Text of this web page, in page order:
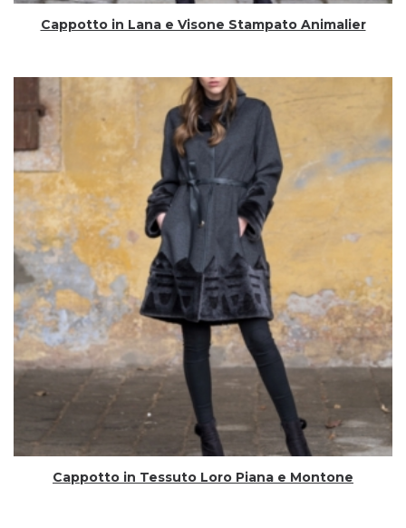
Cappotto in Lana e Visone Stampato Animalier
Cappotto in Tessuto Loro Piana e Montone